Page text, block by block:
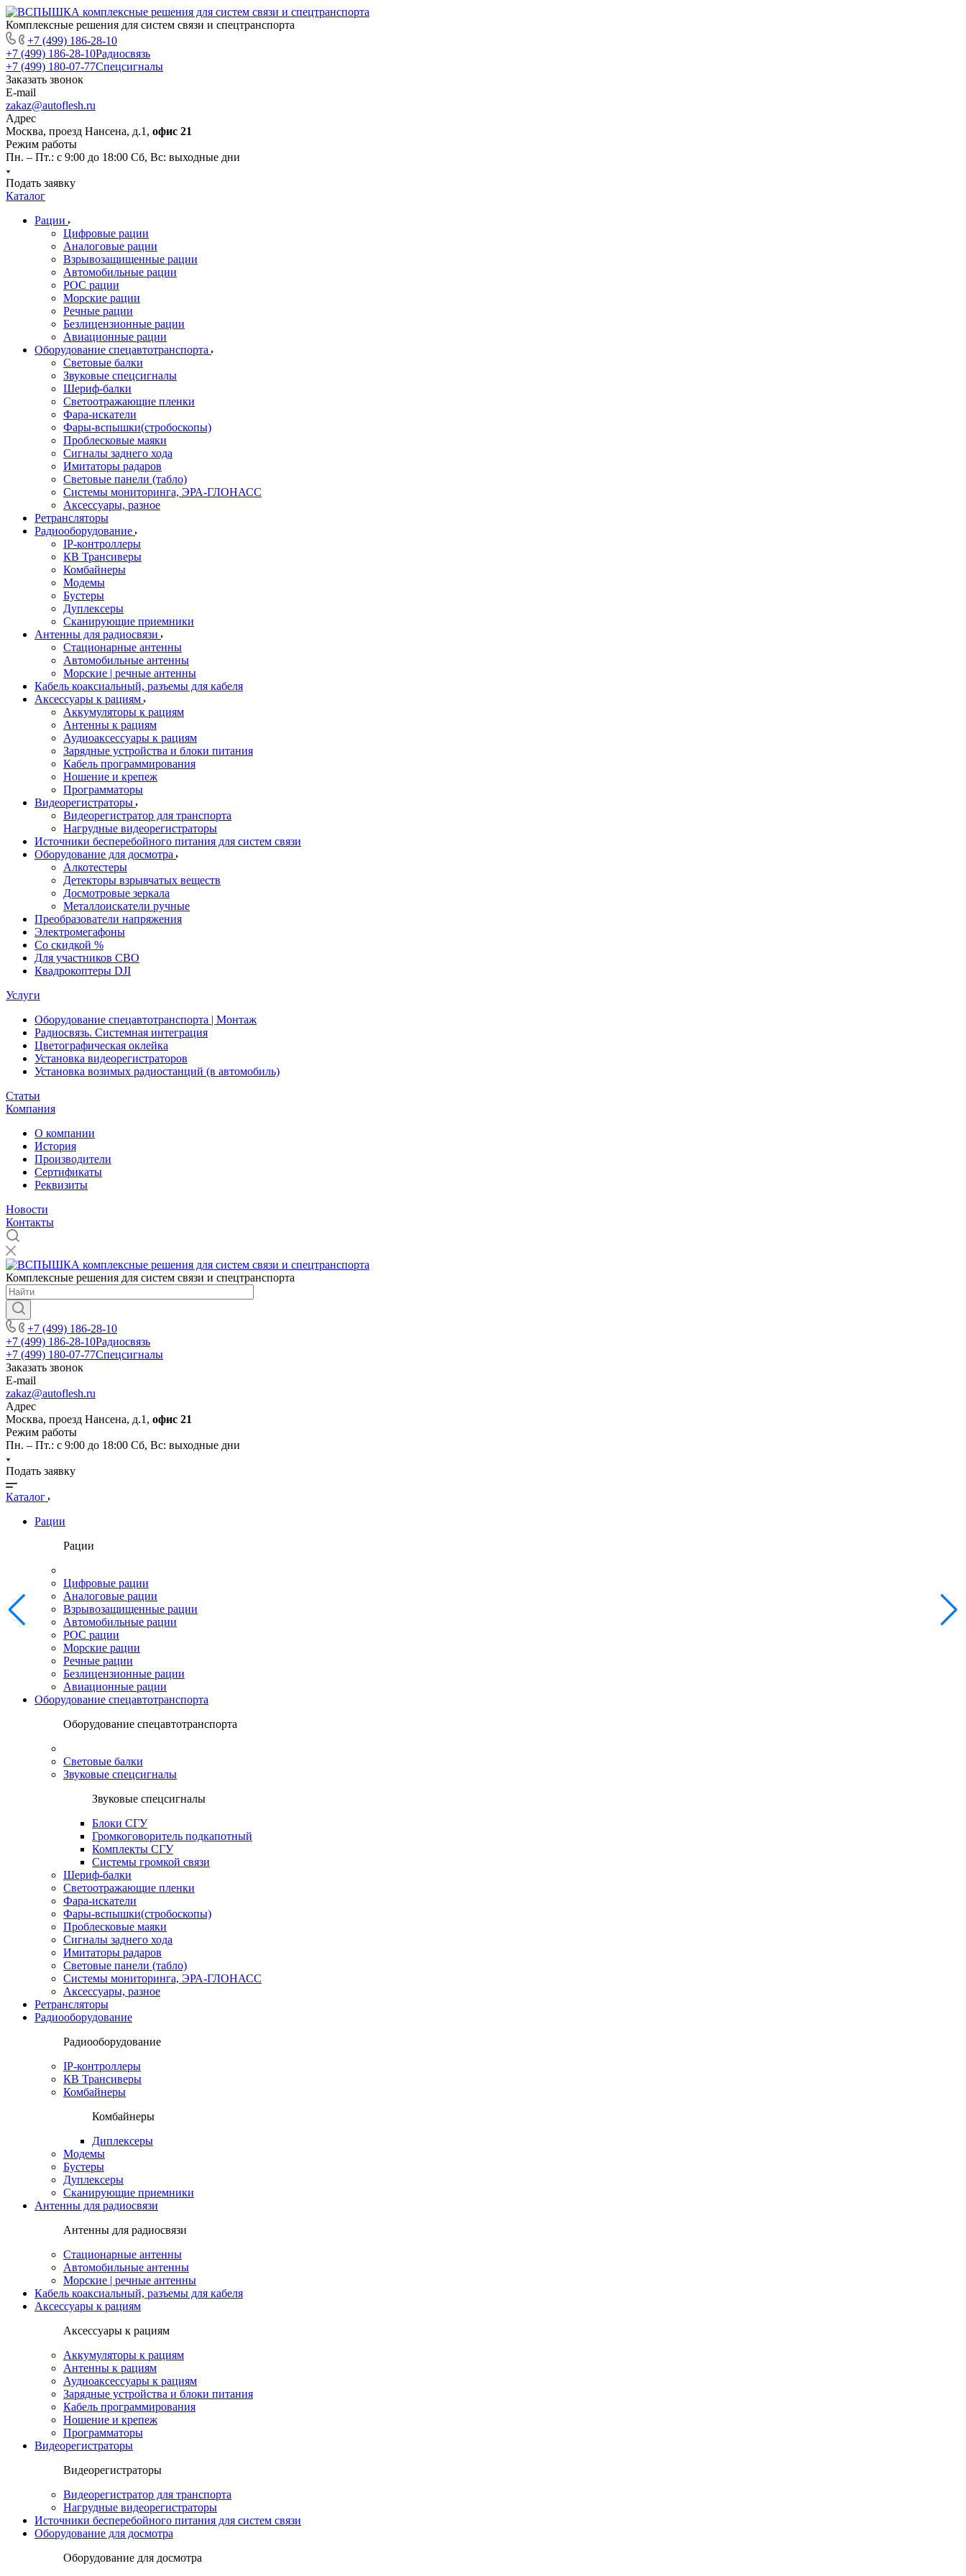
Комплексные решения для систем связи и спецтранспорта
+7 (499) 186-28-10
+7 (499) 186-28-10Радиосвязь
+7 (499) 180-07-77Спецсигналы
Заказать звонок
E-mail
zakaz@autoflesh.ru
Адрес
Москва, проезд Нансена, д.1, офис 21
Режим работы
Пн. – Пт.: с 9:00 до 18:00 Cб, Вс: выходные дни
Подать заявку
Каталог
Рации
Цифровые рации
Аналоговые рации
Взрывозащищенные рации
Автомобильные рации
POC рации
Морские рации
Речные рации
Безлицензионные рации
Авиационные рации
Оборудование спецавтотранспорта
Световые балки
Звуковые спецсигналы
Шериф-балки
Светоотражающие пленки
Фара-искатели
Фары-вспышки(стробоскопы)
Проблесковые маяки
Сигналы заднего хода
Имитаторы радаров
Световые панели (табло)
Системы мониторинга, ЭРА-ГЛОНАСС
Аксессуары, разное
Ретрансляторы
Радиооборудование
IP-контроллеры
КВ Трансиверы
Комбайнеры
Модемы
Бустеры
Дуплексеры
Сканирующие приемники
Антенны для радиосвязи
Стационарные антенны
Автомобильные антенны
Морские | речные антенны
Кабель коаксиальный, разъемы для кабеля
Аксессуары к рациям
Аккумуляторы к рациям
Антенны к рациям
Аудиоаксессуары к рациям
Зарядные устройства и блоки питания
Кабель программирования
Ношение и крепеж
Программаторы
Видеорегистраторы
Видеорегистратор для транспорта
Нагрудные видеорегистраторы
Источники бесперебойного питания для систем связи
Оборудование для досмотра
Алкотестеры
Детекторы взрывчатых веществ
Досмотровые зеркала
Металлоискатели ручные
Преобразователи напряжения
Электромегафоны
Со скидкой %
Для участников СВО
Квадрокоптеры DJI
Услуги
Оборудование спецавтотранспорта | Монтаж
Радиосвязь. Системная интеграция
Цветографическая оклейка
Установка видеорегистраторов
Установка возимых радиостанций (в автомобиль)
Статьи
Компания
О компании
История
Производители
Сертификаты
Реквизиты
Новости
Контакты
Комплексные решения для систем связи и спецтранспорта
+7 (499) 186-28-10
+7 (499) 186-28-10Радиосвязь
+7 (499) 180-07-77Спецсигналы
Заказать звонок
E-mail
zakaz@autoflesh.ru
Адрес
Москва, проезд Нансена, д.1, офис 21
Режим работы
Пн. – Пт.: с 9:00 до 18:00 Cб, Вс: выходные дни
Подать заявку
Каталог
Рации
Рации
Цифровые рации
Аналоговые рации
Взрывозащищенные рации
Автомобильные рации
POC рации
Морские рации
Речные рации
Безлицензионные рации
Авиационные рации
Оборудование спецавтотранспорта
Оборудование спецавтотранспорта
Световые балки
Звуковые спецсигналы
Звуковые спецсигналы
Блоки СГУ
Громкоговоритель подкапотный
Комплекты СГУ
Системы громкой связи
Шериф-балки
Светоотражающие пленки
Фара-искатели
Фары-вспышки(стробоскопы)
Проблесковые маяки
Сигналы заднего хода
Имитаторы радаров
Световые панели (табло)
Системы мониторинга, ЭРА-ГЛОНАСС
Аксессуары, разное
Ретрансляторы
Радиооборудование
Радиооборудование
IP-контроллеры
КВ Трансиверы
Комбайнеры
Комбайнеры
Диплексеры
Модемы
Бустеры
Дуплексеры
Сканирующие приемники
Антенны для радиосвязи
Антенны для радиосвязи
Стационарные антенны
Автомобильные антенны
Морские | речные антенны
Кабель коаксиальный, разъемы для кабеля
Аксессуары к рациям
Аксессуары к рациям
Аккумуляторы к рациям
Антенны к рациям
Аудиоаксессуары к рациям
Зарядные устройства и блоки питания
Кабель программирования
Ношение и крепеж
Программаторы
Видеорегистраторы
Видеорегистраторы
Видеорегистратор для транспорта
Нагрудные видеорегистраторы
Источники бесперебойного питания для систем связи
Оборудование для досмотра
Оборудование для досмотра